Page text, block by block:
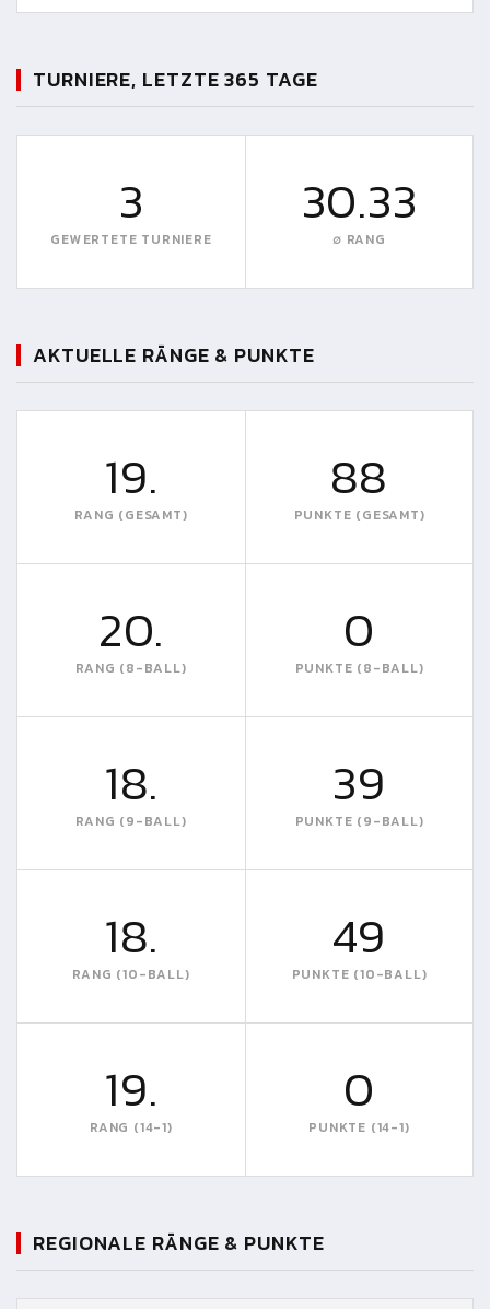
TURNIERE, LETZTE 365 TAGE
3
GEWERTETE TURNIERE
30.33
∅ RANG
AKTUELLE RÄNGE & PUNKTE
19.
RANG (GESAMT)
88
PUNKTE (GESAMT)
20.
RANG (8-BALL)
0
PUNKTE (8-BALL)
18.
RANG (9-BALL)
39
PUNKTE (9-BALL)
18.
RANG (10-BALL)
49
PUNKTE (10-BALL)
19.
RANG (14-1)
0
PUNKTE (14-1)
REGIONALE RÄNGE & PUNKTE